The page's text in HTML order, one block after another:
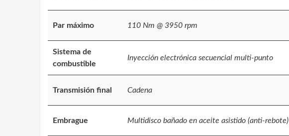
Par máximo 110 Nm @ 3950 rpm
Sistema de
combustible
Inyección electrónica secuencial multi-punto
Transmisión final Cadena
Embrague Multidisco bañado en aceite asistido (anti-rebote)